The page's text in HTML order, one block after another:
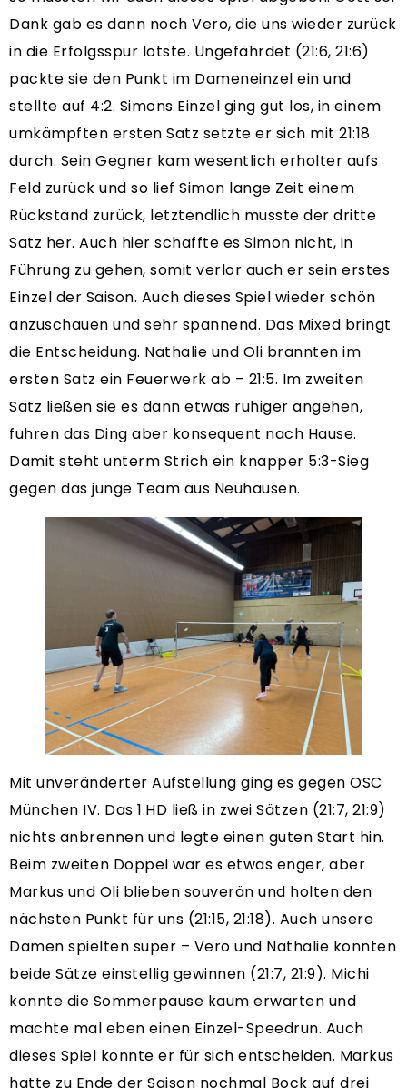
Dank gab es dann noch Vero, die uns wieder zurück
in die Erfolgsspur lotste. Ungefährdet (21:6, 21:6)
packte sie den Punkt im Dameneinzel ein und
stellte auf 4:2. Simons Einzel ging gut los, in einem
umkämpften ersten Satz setzte er sich mit 21:18
durch. Sein Gegner kam wesentlich erholter aufs
Feld zurück und so lief Simon lange Zeit einem
Rückstand zurück, letztendlich musste der dritte
Satz her. Auch hier schaffte es Simon nicht, in
Führung zu gehen, somit verlor auch er sein erstes
Einzel der Saison. Auch dieses Spiel wieder schön
anzuschauen und sehr spannend. Das Mixed bringt
die Entscheidung. Nathalie und Oli brannten im
ersten Satz ein Feuerwerk ab – 21:5. Im zweiten
Satz ließen sie es dann etwas ruhiger angehen,
fuhren das Ding aber konsequent nach Hause.
Damit steht unterm Strich ein knapper 5:3-Sieg
gegen das junge Team aus Neuhausen.
Mit unveränderter Aufstellung ging es gegen OSC
München IV. Das 1.HD ließ in zwei Sätzen (21:7, 21:9)
nichts anbrennen und legte einen guten Start hin.
Beim zweiten Doppel war es etwas enger, aber
Markus und Oli blieben souverän und holten den
nächsten Punkt für uns (21:15, 21:18). Auch unsere
Damen spielten super – Vero und Nathalie konnten
beide Sätze einstellig gewinnen (21:7, 21:9). Michi
konnte die Sommerpause kaum erwarten und
machte mal eben einen Einzel-Speedrun. Auch
dieses Spiel konnte er für sich entscheiden. Markus
hatte zu Ende der Saison nochmal Bock auf drei